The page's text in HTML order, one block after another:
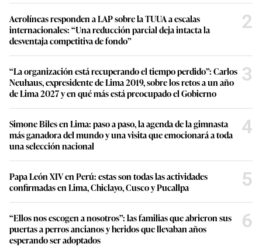
Aerolíneas responden a LAP sobre la TUUA a escalas
internacionales: “Una reducción parcial deja intacta la
desventaja competitiva de fondo”
2
“La organización está recuperando el tiempo perdido”: Carlos
Neuhaus, expresidente de Lima 2019, sobre los retos a un año
de Lima 2027 y en qué más está preocupado el Gobierno
3
Simone Biles en Lima: paso a paso, la agenda de la gimnasta
más ganadora del mundo y una visita que emocionará a toda
una selección nacional
4
Papa León XIV en Perú: estas son todas las actividades
confirmadas en Lima, Chiclayo, Cusco y Pucallpa
5
“Ellos nos escogen a nosotros”: las familias que abrieron sus
puertas a perros ancianos y heridos que llevaban años
esperando ser adoptados
6